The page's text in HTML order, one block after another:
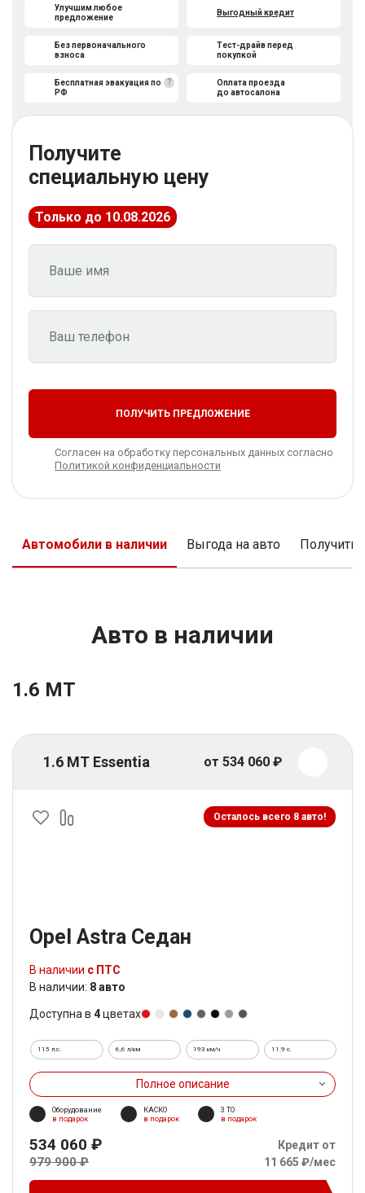
Улучшим любое
предложение
Без первоначального
взноса
Выгодный кредит
Тест-драйв перед
покупкой
?
Бесплатная эвакуация по
РФ
Оплата проезда
до автосалона
Получите
специальную цену
Только до 10.08.2026
ПОЛУЧИТЬ ПРЕДЛОЖЕНИЕ
Согласен на обработку персональных данных согласно
Политикой конфиденциальности
Автомобили в наличии Выгода на авто Получить
Авто в наличии
1.6 MT
1.6 MT Essentia от 534 060 ₽
Осталось всего 8 авто!
Opel Astra Седан
В наличии с ПТС
В наличии: 8 авто
Доступна в 4цветах
115 л.с. 6,6 л/км 193 км/ч 11.9 c.
Полное описание
Оборудование
в подарок
КАСКО
в подарок
3 ТО
в подарок
534 060 ₽
979 900 ₽
Кредит от
11 665 ₽/мес